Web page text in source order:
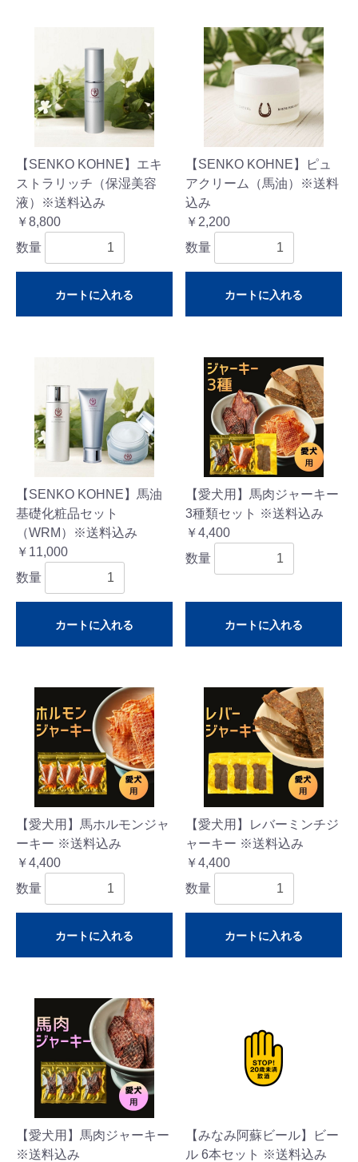
【SENKO KOHNE】エキ
ストラリッチ（保湿美容
液）※送料込み
￥8,800
数量
カートに入れる
【SENKO KOHNE】ピュ
アクリーム（馬油）※送料
込み
￥2,200
数量
カートに入れる
【SENKO KOHNE】馬油
基礎化粧品セット
（WRM）※送料込み
￥11,000
数量
カートに入れる
【愛犬用】馬肉ジャーキー
3種類セット ※送料込み
￥4,400
数量
カートに入れる
【愛犬用】馬ホルモンジャ
ーキー ※送料込み
￥4,400
数量
カートに入れる
【愛犬用】レバーミンチジ
ャーキー ※送料込み
￥4,400
数量
カートに入れる
【愛犬用】馬肉ジャーキー
※送料込み
【みなみ阿蘇ビール】ビー
ル 6本セット ※送料込み